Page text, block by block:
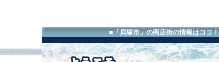
■「貝塚市」の商店街の情報はココ